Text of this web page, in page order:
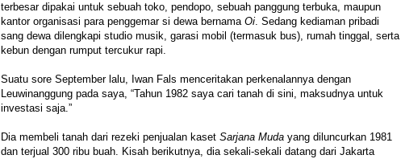
terbesar dipakai untuk sebuah toko, pendopo, sebuah panggung terbuka, maupun
kantor organisasi para penggemar si dewa bernama Oi. Sedang kediaman pribadi
sang dewa dilengkapi studio musik, garasi mobil (termasuk bus), rumah tinggal, serta
kebun dengan rumput tercukur rapi.
Suatu sore September lalu, Iwan Fals menceritakan perkenalannya dengan
Leuwinanggung pada saya, “Tahun 1982 saya cari tanah di sini, maksudnya untuk
investasi saja.”
Dia membeli tanah dari rezeki penjualan kaset Sarjana Muda yang diluncurkan 1981
dan terjual 300 ribu buah. Kisah berikutnya, dia sekali-sekali datang dari Jakarta